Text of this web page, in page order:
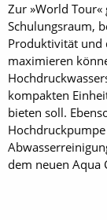
Zur »World
Schulungsraum,
Produktivität und
maximieren
kompakten
bieten soll.
dem neuen Aqua